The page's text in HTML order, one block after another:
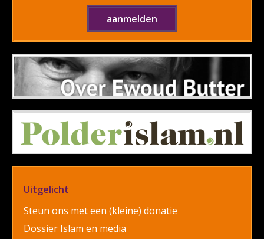
Uitgelicht
Steun ons met een (kleine) donatie
Dossier Islam en media